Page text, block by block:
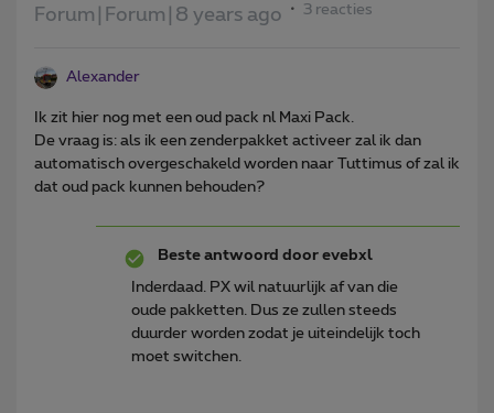
Forum|Forum|8 years ago 3 reacties
Alexander
Ik zit hier nog met een oud pack nl Maxi Pack.
De vraag is: als ik een zenderpakket activeer zal ik dan
automatisch overgeschakeld worden naar Tuttimus of zal ik
dat oud pack kunnen behouden?
Beste antwoord door evebxl
Inderdaad. PX wil natuurlijk af van die
oude pakketten. Dus ze zullen steeds
duurder worden zodat je uiteindelijk toch
moet switchen.